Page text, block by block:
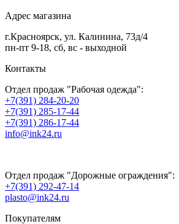
Адрес магазина
г.Красноярск, ул. Калинина, 73д/4
пн-пт 9-18, сб, вс - выходной
Контакты
Отдел продаж "Рабочая одежда":
+7(391) 284-20-20
+7(391) 285-17-44
+7(391) 286-17-44
info@ink24.ru
Отдел продаж "Дорожные ограждения":
+7(391) 292-47-14
plasto@ink24.ru
Покупателям